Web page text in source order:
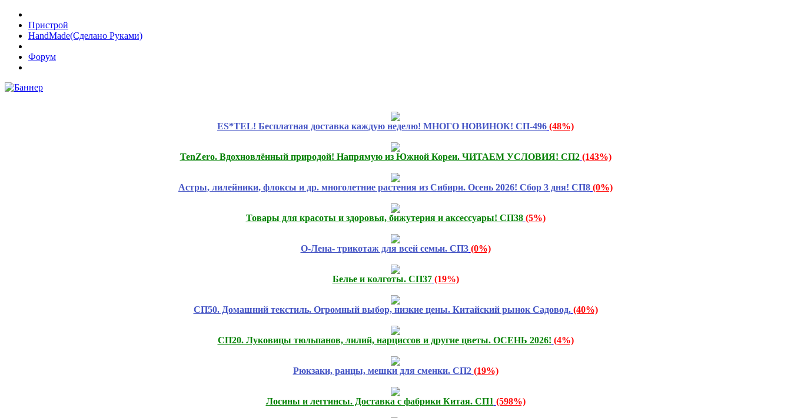
Пристрой
HandMade(Сделано Руками)
Форум
ES*TEL! Бесплатная доставка каждую неделю! МНОГО НОВИНОК! СП-496 (48%)
TenZero. Вдохновлённый природой! Напрямую из Южной Кореи. ЧИТАЕМ УСЛОВИЯ! СП2 (143%)
Астры, лилейники, флоксы и др. многолетние растения из Сибири. Осень 2026! Сбор 3 дня! СП8 (0%)
Товары для красоты и здоровья, бижутерия и аксессуары! СП38 (5%)
О-Лена- трикотаж для всей семьи. СП3 (0%)
Белье и колготы. СП37 (19%)
СП50. Домашний текстиль. Огромный выбор, низкие цены. Китайский рынок Садовод. (40%)
СП20. Луковицы тюльпанов, лилий, нарциссов и другие цветы. ОСЕНЬ 2026! (4%)
Рюкзаки, ранцы, мешки для сменки. СП2 (19%)
Лосины и леггинсы. Доставка с фабрики Китая. СП1 (598%)